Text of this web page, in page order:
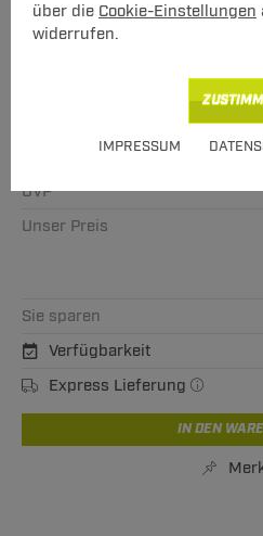
über die Cookie-Einstellungen
widerrufen.
IMPRESSUM
Art.-Nr.
UVP**
Unser Preis
Sie sparen
Verfügbarkeit
Express Lieferung
IN DEN